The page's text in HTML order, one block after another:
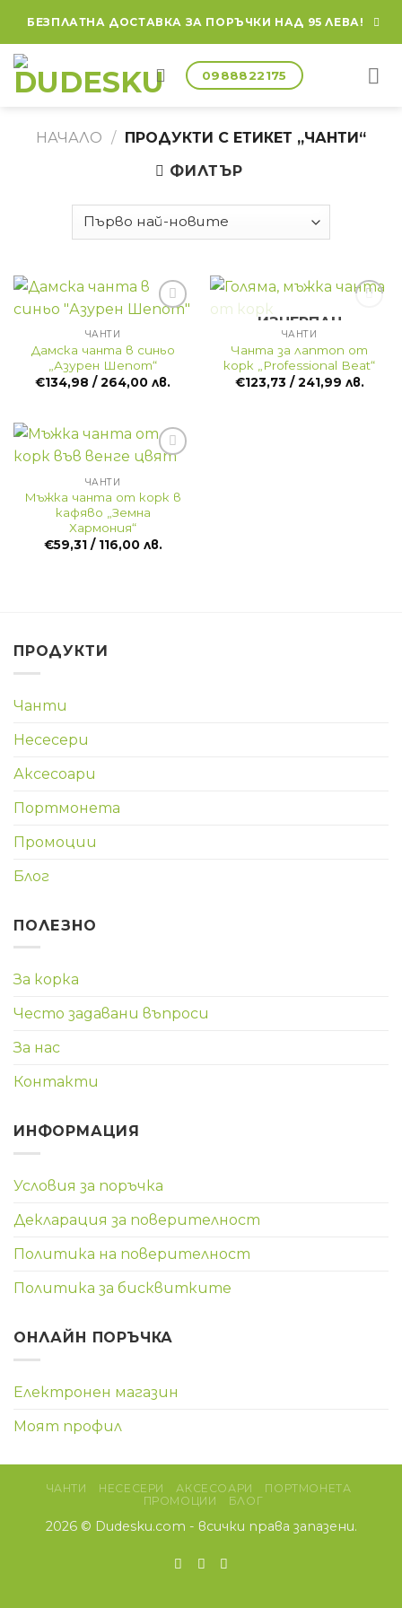
content
БЕЗПЛАТНА ДОСТАВКА ЗА ПОРЪЧКИ НАД 95 ЛЕВА!
0988822175
НАЧАЛО / ПРОДУКТИ С ЕТИКЕТ „ЧАНТИ“
ФИЛТЪР
ЧАНТИ
Дамска чанта в синьо
„Азурен Шепот“
€134,98 / 264,00 лв.
ИЗЧЕРПАН
ЧАНТИ
Чанта за лаптоп от
корк „Professional Beat“
€123,73 / 241,99 лв.
ЧАНТИ
Мъжка чанта от корк в
кафяво „Земна
Хармония“
€59,31/ 116,00 лв.
ПРОДУКТИ
Чанти
Несесери
Аксесоари
Портмонета
Промоции
Блог
ПОЛЕЗНО
За корка
Често задавани въпроси
За нас
Контакти
ИНФОРМАЦИЯ
Условия за поръчка
Декларация за поверителност
Политика на поверителност
Политика за бисквитките
ОНЛАЙН ПОРЪЧКА
Електронен магазин
Моят профил
ЧАНТИ НЕСЕСЕРИ АКСЕСОАРИ
ПОРТМОНЕТА
ПРОМОЦИИ
БЛОГ
2026 © Dudesku.com - всички права запазени.